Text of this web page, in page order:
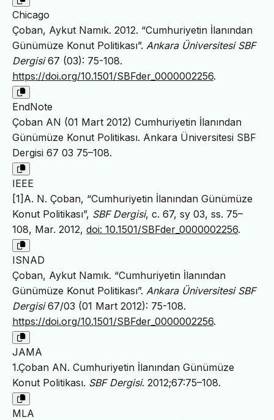
Chicago
Çoban, Aykut Namık. 2012. “Cumhuriyetin İlanından
Günümüze Konut Politikası”. Ankara Üniversitesi SBF
Dergisi67 (03): 75-108.
https://doi.org/10.1501/SBFder_0000002256.
EndNote
Çoban AN (01 Mart 2012) Cumhuriyetin İlanından
Günümüze Konut Politikası. Ankara Üniversitesi SBF
Dergisi 67 03 75–108.
IEEE
[1]A. N. Çoban, “Cumhuriyetin İlanından Günümüze
Konut Politikası”, SBF Dergisi, c. 67, sy 03, ss. 75–
108, Mar. 2012, doi: 10.1501/SBFder_0000002256.
ISNAD
Çoban, Aykut Namık. “Cumhuriyetin İlanından
Günümüze Konut Politikası”. Ankara Üniversitesi SBF
Dergisi67/03 (01 Mart 2012): 75-108.
https://doi.org/10.1501/SBFder_0000002256.
JAMA
1.Çoban AN. Cumhuriyetin İlanından Günümüze
Konut Politikası. SBF Dergisi. 2012;67:75–108.
MLA